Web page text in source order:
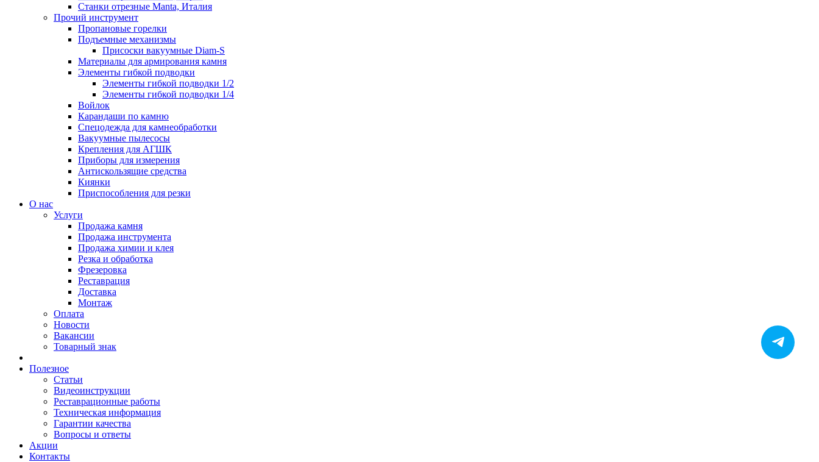
Станки отрезные Manta, Италия
Прочий инструмент
Пропановые горелки
Подъeмные механизмы
Присоски вакуумные Diam-S
Материалы для армирования камня
Элементы гибкой подводки
Элементы гибкой подводки 1/2
Элементы гибкой подводки 1/4
Войлок
Карандаши по камню
Спецодежда для камнеобработки
Вакуумные пылесосы
Крепления для АГШК
Приборы для измерения
Антискользящие средства
Киянки
Приспособления для резки
О нас
Услуги
Продажа камня
Продажа инструмента
Продажа химии и клея
Резка и обработка
Фрезеровка
Реставрация
Доставка
Монтаж
Оплата
Новости
Вакансии
Товарный знак
Полезное
Статьи
Видеоинструкции
Реставрационные работы
Техническая информация
Гарантии качества
Вопросы и ответы
Акции
Контакты